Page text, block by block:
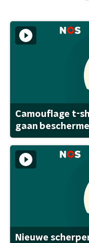
Camouflage t-
gaan
Nieuwe